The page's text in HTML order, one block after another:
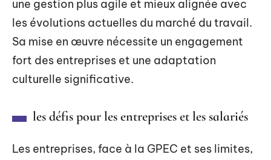
une gestion plus agile et mieux alignée avec
les évolutions actuelles du marché du travail.
Sa mise en œuvre nécessite un engagement
fort des entreprises et une adaptation
culturelle significative.
les défis pour les entreprises et les salariés
Les entreprises, face à la GPEC et ses limites,